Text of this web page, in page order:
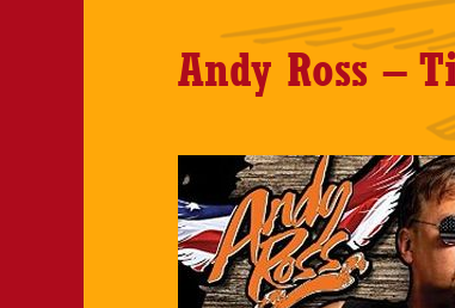
Andy Ross –